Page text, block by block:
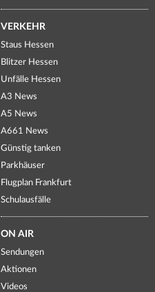
VERKEHR
Staus Hessen
Blitzer Hessen
Unfälle Hessen
A3 News
A5 News
A661 News
Günstig tanken
Parkhäuser
Flugplan Frankfurt
Schulausfälle
ON AIR
Sendungen
Aktionen
Videos